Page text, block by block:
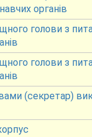
органів
голови з
голови з
(секретар)